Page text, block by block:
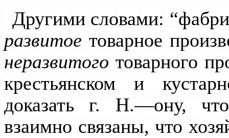
Другими словами:
развитое товарное
неразвитого товарного
крестьянском и
доказать г. Н.—ону,
взаимно связаны, что